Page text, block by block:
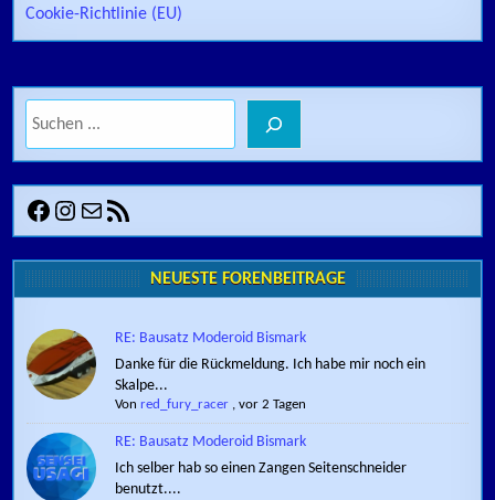
Cookie-Richtlinie (EU)
Facebook
Instagram
E-MailRSS-Feed
NEUESTE FORENBEITRÄGE
RE: Bausatz Moderoid Bismark
Danke für die Rückmeldung. Ich habe mir noch ein
Skalpe...
Vonred_fury_racer ,vor 2 Tagen
RE: Bausatz Moderoid Bismark
Ich selber hab so einen Zangen Seitenschneider
benutzt....